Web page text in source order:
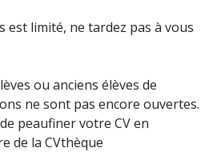
est limité, ne tardez pas à vous
ou anciens élèves de
ne sont pas encore ouvertes.
peaufiner votre CV en
de la CVthèque